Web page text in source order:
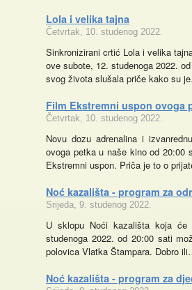
Lola i velika tajna
Četvrtak, 10. studenog 2022.
Sinkronizirani crtić Lola i velika
ove subote, 12. studenoga 2022.
svog života slušala priče kako su
Film Ekstremni uspon ovoga
Četvrtak, 10. studenog 2022.
Novu dozu adrenalina i
ovoga petka u naše kino od 20:00
Ekstremni uspon. Priča je to o
Noć kazališta - program za
Srijeda, 9. studenog 2022.
U sklopu Noći kazališta koja
studenoga 2022. od 20:00 sati
polovica Vlatka Štampara. Dobro
Noć kazališta - program za
Kazalište